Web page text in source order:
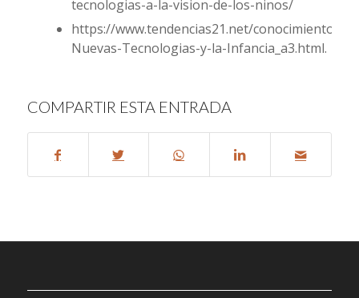
tecnologias-a-la-vision-de-los-ninos/
https://www.tendencias21.net/conocimiento/
Nuevas-Tecnologias-y-la-Infancia_a3.html.
COMPARTIR ESTA ENTRADA